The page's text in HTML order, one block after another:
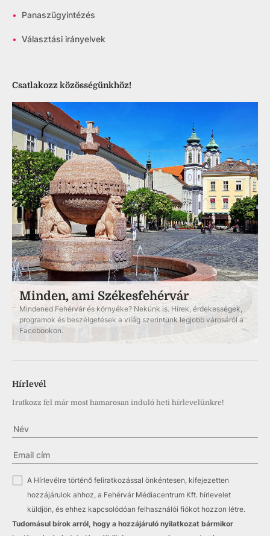
• Panaszügyintézés
• Választási irányelvek
Csatlakozz közösségünkhöz!
Minden, ami Székesfehérvár
Mindened Fehérvár és környéke? Nekünk is. Hírek, érdekességek,
programok és beszélgetések a világ szerintünk legjobb városáról a
Facebookon.
Hírlevél
Iratkozz fel már most hamarosan induló heti hírlevelünkre!
A Hírlevélre történő feliratkozással önkéntesen, kifejezetten
hozzájárulok ahhoz, a Fehérvár Médiacentrum Kft. hírlevelet
küldjön, és ehhez kapcsolódóan felhasználói fiókot hozzon létre.
Tudomásul bírok arról, hogy a hozzájáruló nyilatkozat bármikor